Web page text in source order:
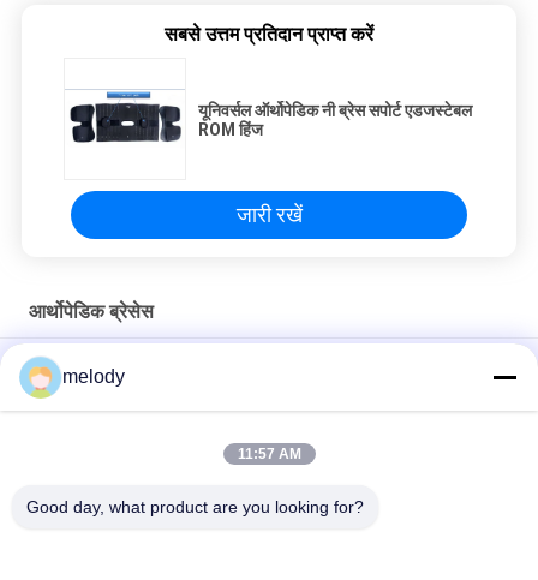
सबसे उत्तम प्रतिदान प्राप्त करें
यूनिवर्सल ऑर्थोपेडिक नी ब्रेस सपोर्ट एडजस्टेबल
ROM हिंज
जारी रखें
आर्थोपेडिक ब्रेसेस
यूनिवर्सल आकार आर्थोपेडिक ब्रेसिज़ घुटने का समर्थन एडजस्टेबल रॉम हिंग के साथ
Hinged DUO आर्थोपेडिक घुटने ब्रेसिज़ और OA रोगियों के लिए हल्के का समर्थन
melody
11:57 AM
Good day, what product are you looking for?